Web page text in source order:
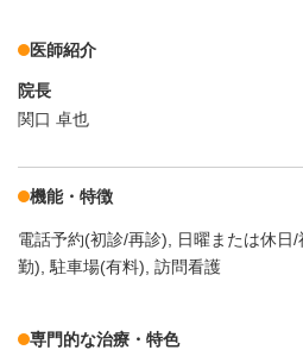
医師紹介
院長
関口 卓也
機能・特徴
電話予約(初診/再診) 日曜または休日
勤) 駐車場(有料) 訪問看護
専門的な治療・特色